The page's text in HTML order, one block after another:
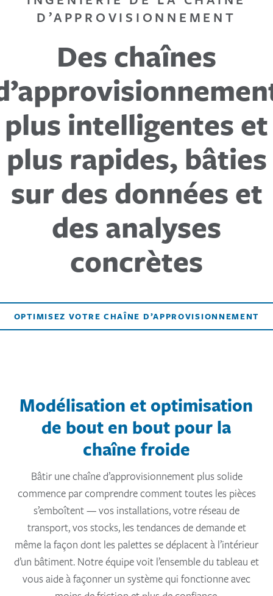
D’APPROVISIONNEMENT
Des chaînes
plus intelligentes et
plus rapides, bâties
sur des données et
des analyses
concrètes
OPTIMISEZ VOTRE CHAÎNE D’APPROVISIONNEMENT
Modélisation et optimisation
de bout en bout pour la
chaîne froide
Bâtir une chaîne d’approvisionnement plus solide
commence par comprendre comment toutes les pièces
s’emboîtent — vos installations, votre réseau de
transport, vos stocks, les tendances de demande et
même la façon dont les palettes se déplacent à l’intérieur
d’un bâtiment. Notre équipe voit l’ensemble du tableau et
vous aide à façonner un système qui fonctionne avec